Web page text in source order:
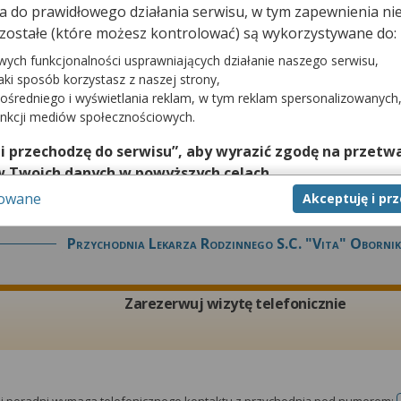
Zarezerwuj wizytę telefonicznie
poradni wymaga telefonicznego kontaktu z przychodnią pod numerem:
Przychodnia Lekarza Rodzinnego S.c. "vita"
Zarezerwuj wizytę telefonicznie
do prawidłowego działania serwisu, w tym zapewnienia
(które możesz kontrolować) są wykorzystywane do:
funkcjonalności usprawniających działanie naszego serwisu,
sposób korzystasz z naszej strony,
i wyświetlania reklam, w tym reklam spersonalizowanych,
mediów społecznościowych.
przechodzę do serwisu”, aby wyrazić zgodę na
danych w powyższych celach.
zgody jest dobrowolne, a wyrażoną zgodę możesz w
na przetwarzanie Twoich danych tylko w niektórych
lub chcesz przeprowadzić konfigurację szczegółową, to
temat wykorzystywania narzędzi zewnętrznych w naszym
Akceptuję i